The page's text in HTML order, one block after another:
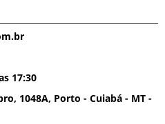
17:30
1048A, Porto - Cuiabá - MT -